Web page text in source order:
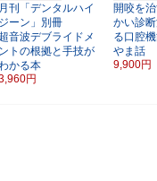
月刊「デンタルハイ
ジーン」別冊
超音波デブライドメ
ントの根拠と手技が
かる本
円
開咬を
かい診
る口腔
やま話
9,900円